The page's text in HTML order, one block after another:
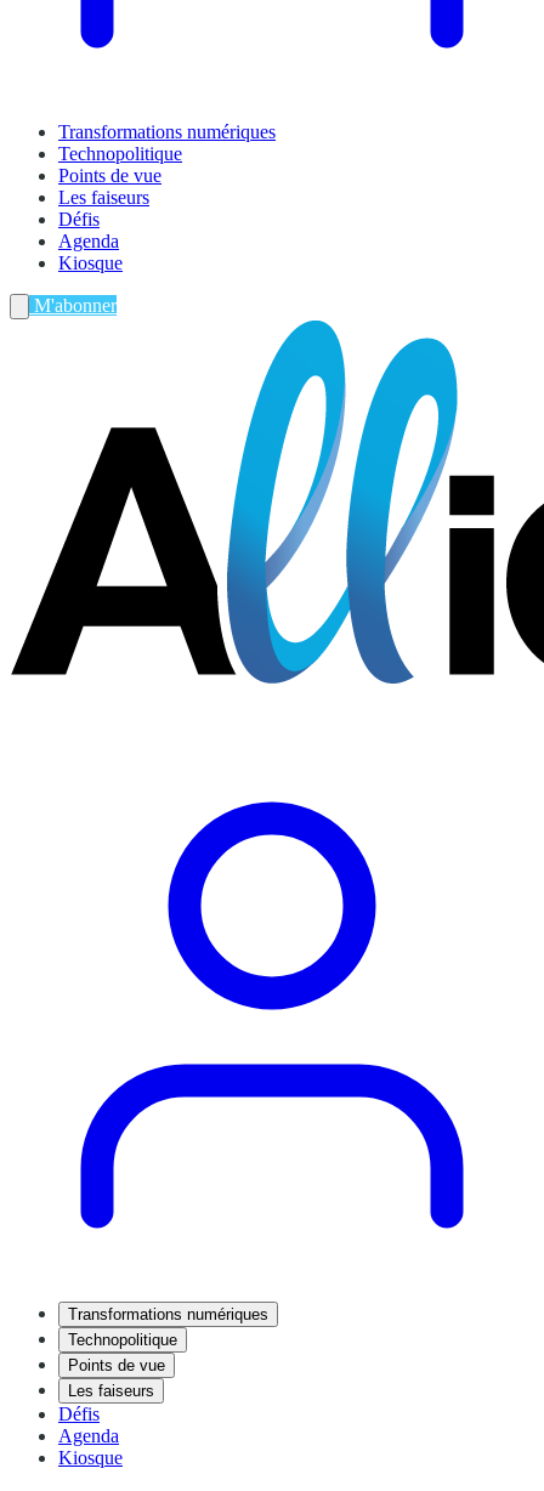
Transformations numériques
Technopolitique
Points de vue
Les faiseurs
Défis
Agenda
Kiosque
M'abonner
Transformations numériques
Technopolitique
Points de vue
Les faiseurs
Défis
Agenda
Kiosque